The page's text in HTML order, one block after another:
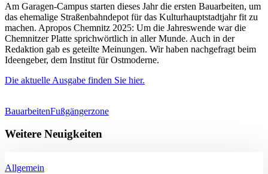
Am Garagen-Campus starten dieses Jahr die ersten Bauarbeiten, um
das ehemalige Straßenbahndepot für das Kulturhauptstadtjahr fit zu
machen. Apropos Chemnitz 2025: Um die Jahreswende war die
Chemnitzer Platte sprichwörtlich in aller Munde. Auch in der
Redaktion gab es geteilte Meinungen. Wir haben nachgefragt beim
Ideengeber, dem Institut für Ostmoderne.
Die aktuelle Ausgabe finden Sie hier.
BauarbeitenFußgängerzone
Weitere Neuigkeiten
Allgemein